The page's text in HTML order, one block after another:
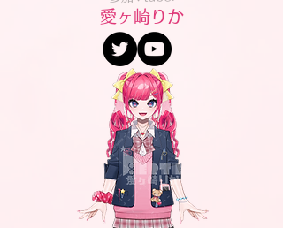
愛ヶ崎りか